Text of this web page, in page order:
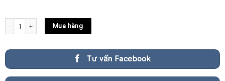
Bàn Conlose Trang Trí Hình Tim Đơn Giản quantity
Mua hàng
Tư vấn Facebook